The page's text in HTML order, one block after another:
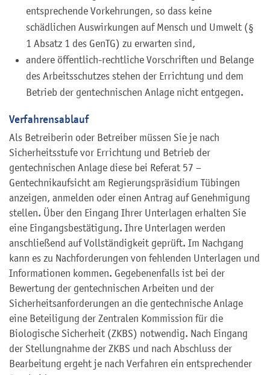
entsprechende Vorkehrungen, so dass keine
schädlichen Auswirkungen auf Mensch und Umwelt (§
1 Absatz 1 des GenTG) zu erwarten sind,
andere öffentlich-rechtliche Vorschriften und Belange
des Arbeitsschutzes stehen der Errichtung und dem
Betrieb der gentechnischen Anlage nicht entgegen.
Verfahrensablauf
Als Betreiberin oder Betreiber müssen Sie je nach
Sicherheitsstufe vor Errichtung und Betrieb der
gentechnischen Anlage diese bei Referat 57 –
Gentechnikaufsicht am Regierungspräsidium Tübingen
anzeigen, anmelden oder einen Antrag auf Genehmigung
stellen. Über den Eingang Ihrer Unterlagen erhalten Sie
eine Eingangsbestätigung. Ihre Unterlagen werden
anschließend auf Vollständigkeit geprüft. Im Nachgang
kann es zu Nachforderungen von fehlenden Unterlagen und
Informationen kommen. Gegebenenfalls ist bei der
Bewertung der gentechnischen Arbeiten und der
Sicherheitsanforderungen an die gentechnische Anlage
eine Beteiligung der Zentralen Kommission für die
Biologische Sicherheit (ZKBS) notwendig. Nach Eingang
der Stellungnahme der ZKBS und nach Abschluss der
Bearbeitung ergeht je nach Verfahren ein entsprechender